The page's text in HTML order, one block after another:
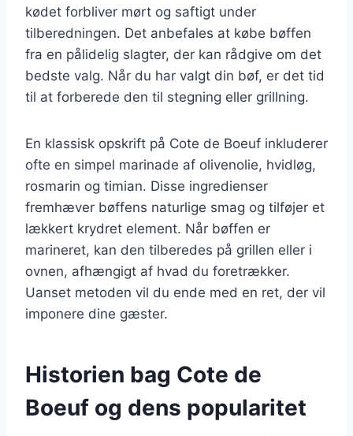
kødet forbliver mørt og saftigt under
tilberedningen. Det anbefales at købe bøffen
fra en pålidelig slagter, der kan rådgive om det
bedste valg. Når du har valgt din bøf, er det tid
til at forberede den til stegning eller grillning.
En klassisk opskrift på Cote de Boeuf inkluderer
ofte en simpel marinade af olivenolie, hvidløg,
rosmarin og timian. Disse ingredienser
fremhæver bøffens naturlige smag og tilføjer et
lækkert krydret element. Når bøffen er
marineret, kan den tilberedes på grillen eller i
ovnen, afhængigt af hvad du foretrækker.
Uanset metoden vil du ende med en ret, der vil
imponere dine gæster.
Historien bag Cote de
Boeuf og dens popularitet